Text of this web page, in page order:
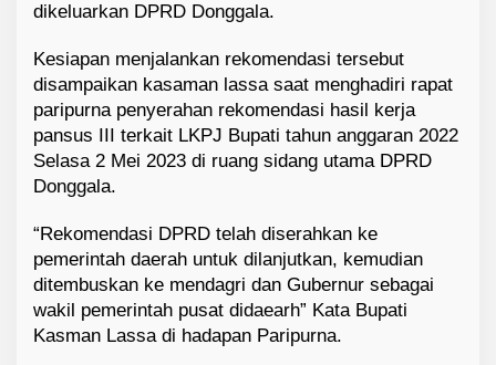
dikeluarkan DPRD Donggala.
Kesiapan menjalankan rekomendasi tersebut
disampaikan kasaman lassa saat menghadiri rapat
paripurna penyerahan rekomendasi hasil kerja
pansus III terkait LKPJ Bupati tahun anggaran 2022
Selasa 2 Mei 2023 di ruang sidang utama DPRD
Donggala.
“Rekomendasi DPRD telah diserahkan ke
pemerintah daerah untuk dilanjutkan, kemudian
ditembuskan ke mendagri dan Gubernur sebagai
wakil pemerintah pusat didaearh” Kata Bupati
Kasman Lassa di hadapan Paripurna.